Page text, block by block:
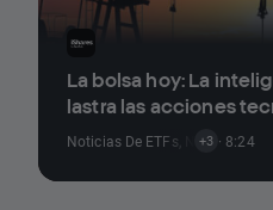
La bolsa hoy: La
lastra las acciones
Noticias De ETFs Noticias De
+3 · 8:24